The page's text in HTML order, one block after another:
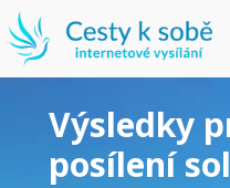
Výsledky
posílení